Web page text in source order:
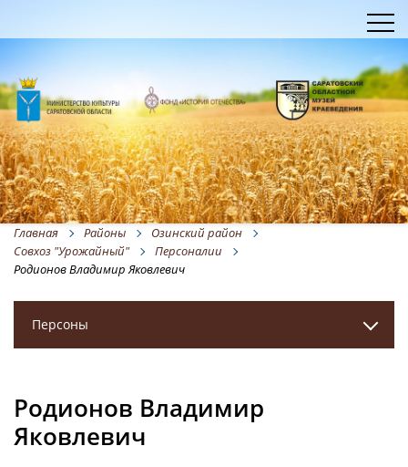
Главная Районы
Озинский район
Совхоз "Урожайный"
Персоналии
Родионов Владимир Яковлевич
Персоны
Родионов Владимир
Яковлевич